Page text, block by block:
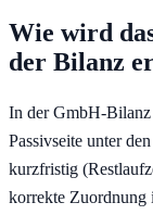
Wie wird
der Bilanz
In der GmbH-Bilanz
Passivseite unter
kurzfristig
korrekte Zuordnung